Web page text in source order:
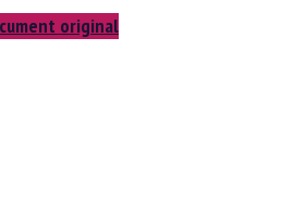
original